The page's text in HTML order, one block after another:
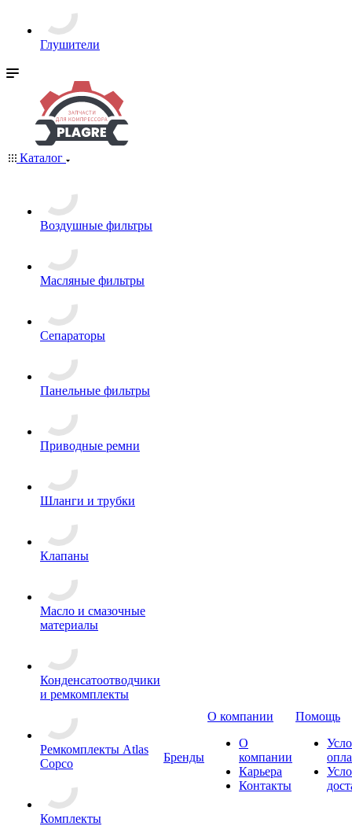
Глушители
Каталог
Воздушные фильтры
Масляные фильтры
Сепараторы
Панельные фильтры
Приводные ремни
Шланги и трубки
Клапаны
Масло и смазочные
материалы
Конденсатоотводчики
и ремкомплекты
Ремкомплекты Atlas
Copco
Комплекты
Бренды
О компании
О
компании
Карьера
Контакты
Помощь